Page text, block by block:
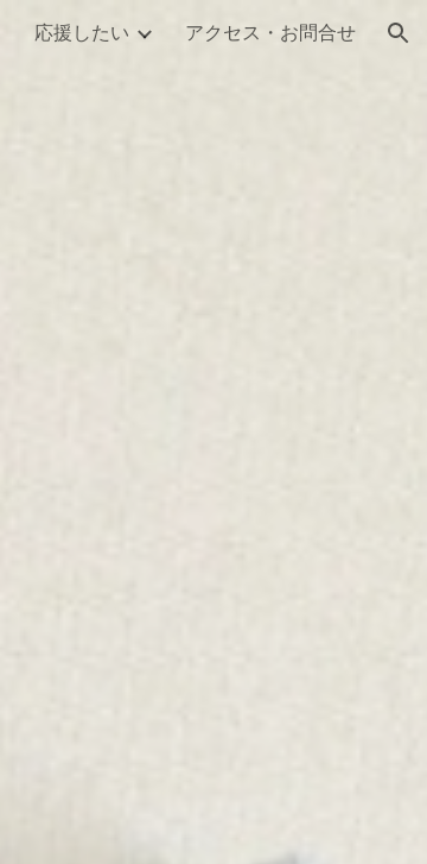
応援したい アクセス・お問合せ